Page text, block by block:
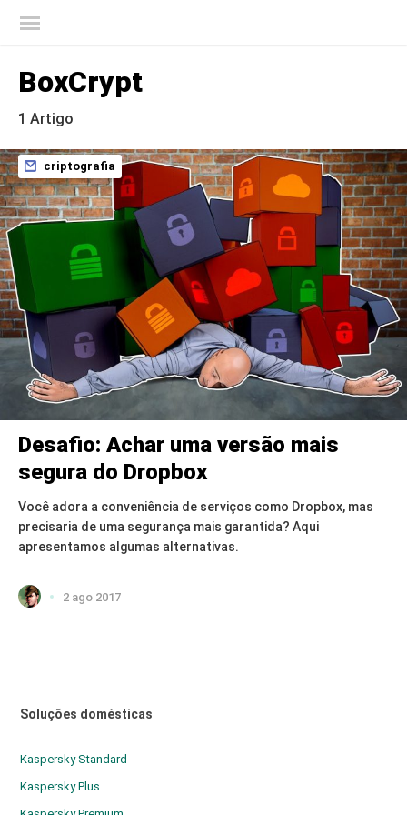
BoxCrypt
1 Artigo
criptografia
Desafio: Achar uma versão mais
segura do Dropbox
Você adora a conveniência de serviços como Dropbox, mas
precisaria de uma segurança mais garantida? Aqui
apresentamos algumas alternativas.
2 ago 2017
Soluções domésticas
Kaspersky Standard
Kaspersky Plus